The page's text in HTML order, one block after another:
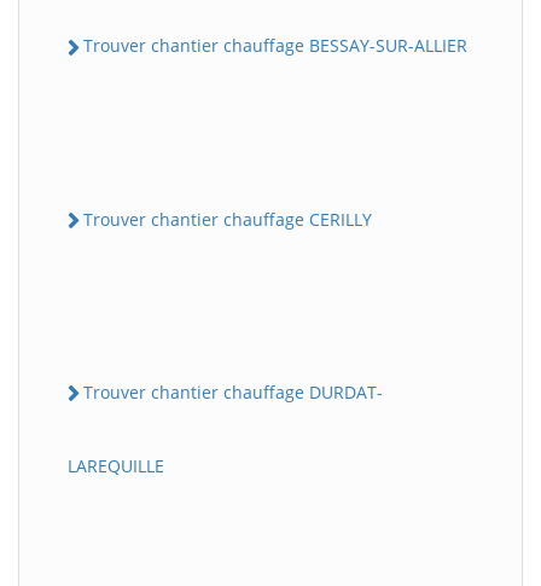
Trouver chantier chauffage BESSAY-SUR-ALLIER
Trouver chantier chauffage CERILLY
Trouver chantier chauffage DURDAT-
LAREQUILLE